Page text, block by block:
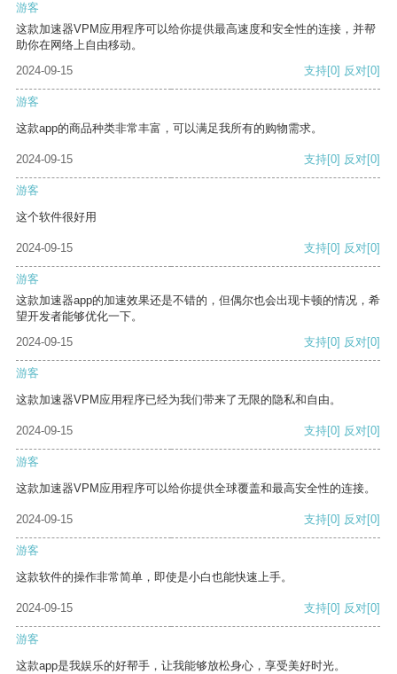
游客
这款加速器VPM应用程序可以给你提供最高速度和安全性的连接，并帮
助你在网络上自由移动。
2024-09-15
支持[0] 反对[0]
游客
这款app的商品种类非常丰富，可以满足我所有的购物需求。
2024-09-15 支持[0] 反对[0]
游客
这个软件很好用
2024-09-15 支持[0] 反对[0]
游客
这款加速器app的加速效果还是不错的，但偶尔也会出现卡顿的情况，希
望开发者能够优化一下。
2024-09-15
支持[0] 反对[0]
游客
这款加速器VPM应用程序已经为我们带来了无限的隐私和自由。
2024-09-15 支持[0] 反对[0]
游客
这款加速器VPM应用程序可以给你提供全球覆盖和最高安全性的连接。
2024-09-15 支持[0] 反对[0]
游客
这款软件的操作非常简单，即使是小白也能快速上手。
2024-09-15 支持[0] 反对[0]
游客
这款app是我娱乐的好帮手，让我能够放松身心，享受美好时光。